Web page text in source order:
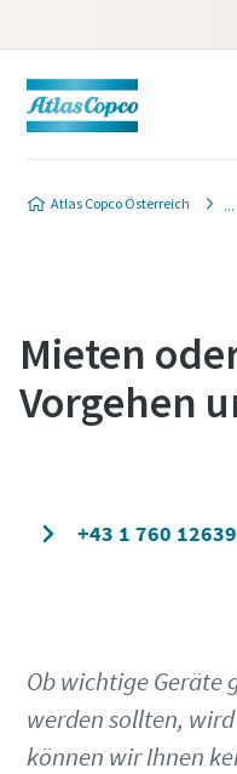
Atlas Copco Österreich
Mieten
Vorgehen
+43 1 760 12639
Ob wichtige Geräte
werden sollten,
können wir Ihnen